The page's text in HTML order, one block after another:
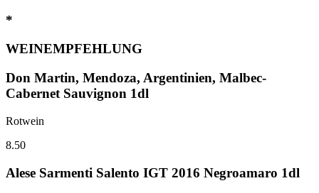
*
WEINEMPFEHLUNG
Don Martin, Mendoza, Argentinien, Malbec-
Cabernet Sauvignon 1dl
Rotwein
8.50
Alese Sarmenti Salento IGT 2016 Negroamaro 1dl